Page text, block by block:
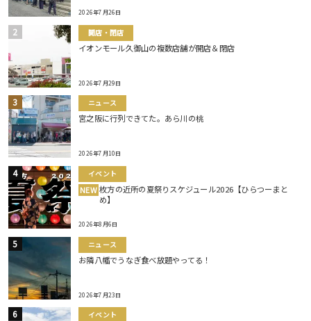
2026年7月26日
開店・閉店
イオンモール久御山の複数店舗が開店＆閉店
2026年7月29日
ニュース
宮之阪に行列できてた。あら川の桃
2026年7月10日
イベント
NEW 枚方の近所の夏祭りスケジュール2026【ひらつーまと
め】
2026年8月6日
ニュース
お隣八幡でうなぎ食べ放題やってる！
2026年7月23日
イベント